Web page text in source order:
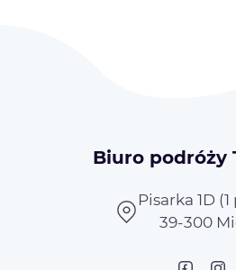
Biuro podróży
Pisarka 1D
39-300